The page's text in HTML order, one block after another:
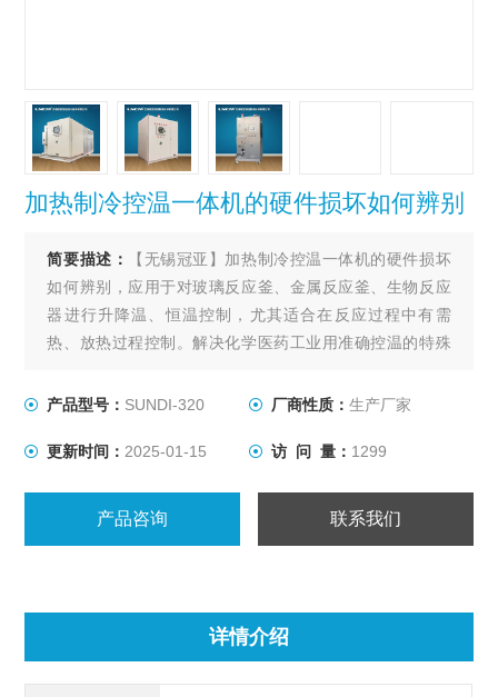
加热制冷控温一体机的硬件损坏如何辨别
简要描述：
【无锡冠亚】加热制冷控温一体机的硬件损坏
如何辨别，应用于对玻璃反应釜、金属反应釜、生物反应
器进行升降温、恒温控制，尤其适合在反应过程中有需
热、放热过程控制。解决化学医药工业用准确控温的特殊
程的加热及冷却、恒温系统。
产品型号： SUNDI-320 厂商性质： 生产厂家
更新时间： 2025-01-15 访 问 量： 1299
产品咨询 联系我们
详情介绍